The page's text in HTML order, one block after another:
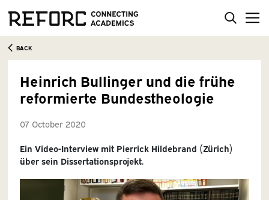
BACK
Heinrich Bullinger und die frühe
reformierte Bundestheologie
07 October 2020
Ein Video-Interview mit Pierrick Hildebrand (Zürich)
über sein Dissertationsprojekt.